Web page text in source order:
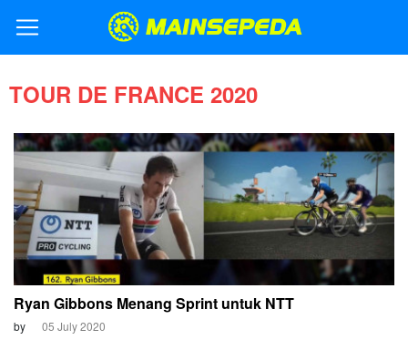
TOUR DE FRANCE 2020
Ryan Gibbons Menang Sprint untuk NTT
by 05 July 2020